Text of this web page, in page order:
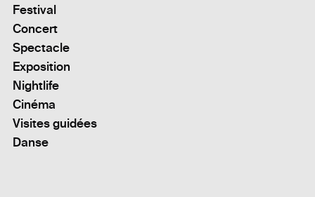
Festival
Concert
Spectacle
Exposition
Nightlife
Cinéma
Visites guidées
Danse